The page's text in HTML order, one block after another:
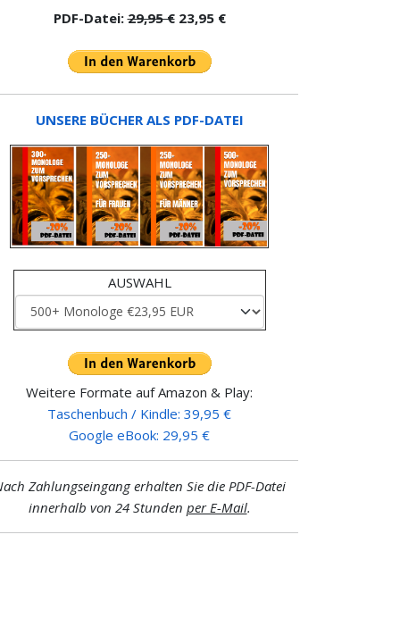
PDF-Datei:29,95 €23,95 €
UNSERE BÜCHER ALS PDF-DATEI
AUSWAHL
Weitere Formate auf Amazon & Play:
Taschenbuch / Kindle: 39,95 €
Google eBook: 29,95 €
Zahlungseingang erhalten Sie die PDF-Datei
innerhalb von 24 Stunden per E-Mail.